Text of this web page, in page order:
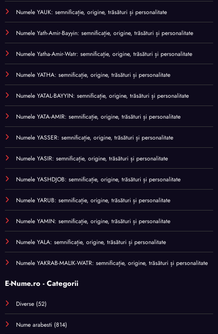
Numele YAUK: semnificație, origine, trăsături și personalitate
Numele Yath-Amir-Bayyin: semnificație, origine, trăsături și personalitate
Numele Yatha-Amir-Watr: semnificație, origine, trăsături și personalitate
Numele YATHA: semnificație, origine, trăsături și personalitate
Numele YATAL-BAYYIN: semnificație, origine, trăsături și personalitate
Numele YATA-AMIR: semnificație, origine, trăsături și personalitate
Numele YASSER: semnificație, origine, trăsături și personalitate
Numele YASIR: semnificație, origine, trăsături și personalitate
Numele YASHDJOB: semnificație, origine, trăsături și personalitate
Numele YARUB: semnificație, origine, trăsături și personalitate
Numele YAMIN: semnificație, origine, trăsături și personalitate
Numele YALA: semnificație, origine, trăsături și personalitate
Numele YAKRAB-MALIK-WATR: semnificație, origine, trăsături și personalitate
E-Nume.ro - Categorii
Diverse (52)
Nume arabesti (814)